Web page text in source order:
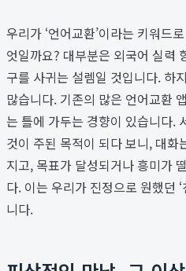
우리가 ‘언어교환’이라는 키워드
엇일까요? 대부분은 외국어 실력
구를 사귀는 설렘일 것입니다. 하
많습니다. 기존의 많은 언어교환
는 틀에 가두는 경향이 있습니다.
것이 주된 목적이 되다 보니, 대화
지고, 목표가 달성되거나 흥미가
다. 이는 우리가 진정으로 원했던
니다.